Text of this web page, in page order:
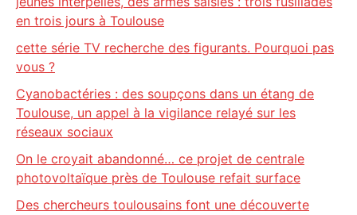
en trois jours à Toulouse
cette série TV recherche des figurants. Pourquoi pas
vous ?
Cyanobactéries : des soupçons dans un étang de
Toulouse, un appel à la vigilance relayé sur les
réseaux sociaux
On le croyait abandonné… ce projet de centrale
photovoltaïque près de Toulouse refait surface
Des chercheurs toulousains font une découverte